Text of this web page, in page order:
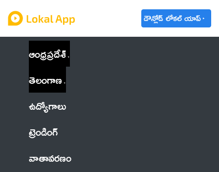
డౌన్లోడ్ లోకల్ యాప్
ఆంధ్రప్రదేశ్
తెలంగాణ
ఉద్యోగాలు
ట్రెండింగ్
వాతావరణం